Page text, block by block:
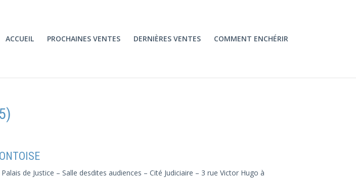
ACCUEIL PROCHAINES VENTES DERNIÈRES VENTES COMMENT ENCHÉRIR
de Justice – Salle desdites audiences – Cité Judiciaire – 3 rue Victor Hugo à